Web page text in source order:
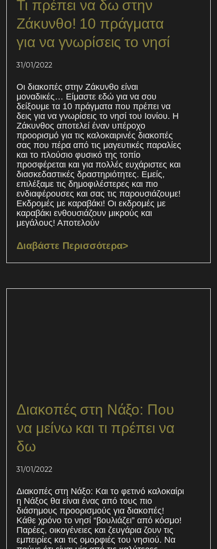
Τι πρέπει να δω στην
Ζάκυνθο! 10 πράγματα
για να γνωρίσεις το νησί
31/01/2022
Οι διακοπές στην Ζάκυνθο είναι
μοναδικές… Είμαστε εδώ για να σου
δείξουμε τα 10 πράγματα που πρέπει να
δεις για να γνωρίσεις το νησί του Ιονίου. Η
Ζάκυνθος αποτελεί έναν υπέροχο
προορισμό για τις καλοκαιρινές διακοπές
σας που πέρα από τις μαγευτικές παραλίες
και το πλούσιο φυσικό της τοπίο
προσφέρεται και για πολλές ευχάριστες και
διασκεδαστικές δραστηριότητες. Εμείς,
επιλέξαμε τις δημοφιλέστερες και πιο
ενδιαφέρουσες και σας τις παρουσιάζουμε!
Εκδρομές με καραβάκι! Οι εκδρομές με
καραβάκι ενθουσιάζουν μικρούς και
μεγάλους! Αποτελούν
Διαβάστε Περισσότερα>
Διακοπές στη Νάξο: Που
να μείνω και τι πρέπει να
δω
31/01/2022
Διακοπές στη Νάξο: Και το φετινό καλοκαίρι
η Νάξος θα είναι ένας από τους πιο
διάσημους προορισμούς για διακοπές!
Κάθε χρόνο το νησί “βουλιάζει” από κόσμο!
Παρέες, οικογένειες και ζευγάρια ζουν τις
εμπειρίες και τις ομορφιές του νησιού. Να